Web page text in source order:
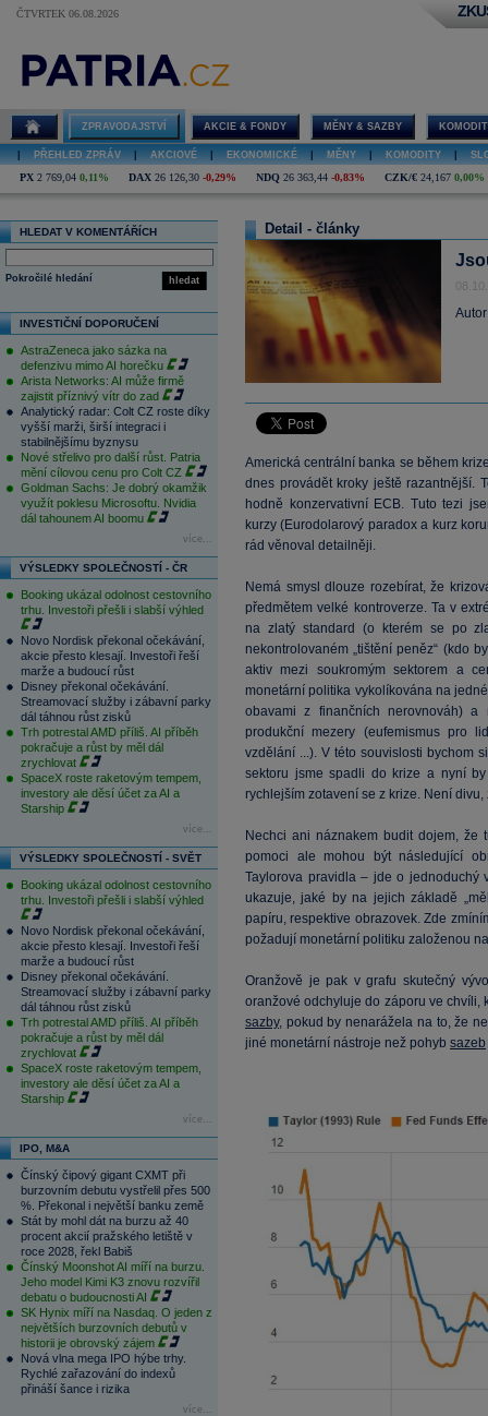
ČTVRTEK 06.08.2026
ZPRAVODAJSTVÍ AKCIE & FONDY MĚNY & SAZBY
PŘEHLED ZPRÁV AKCIOVÉ EKONOMICKÉ MĚNY KOMODITY
PX 2 769,04 0,11% DAX 26 126,30 -0,29% NDQ 26 363,44 -0,83% CZK/€ 24,167 0,00%
HLEDAT V KOMENTÁŘÍCH
hledat
Pokročilé hledání
INVESTIČNÍ DOPORUČENÍ
AstraZeneca jako sázka na
defenzivu mimo AI horečku
Arista Networks: AI může firmě
zajistit příznivý vítr do zad
Analytický radar: Colt CZ roste díky
vyšší marži, širší integraci i
stabilnějšímu byznysu
Nové střelivo pro další růst. Patria
mění cílovou cenu pro Colt CZ
Goldman Sachs: Je dobrý okamžik
využít poklesu Microsoftu. Nvidia
dál tahounem AI boomu
více...
VÝSLEDKY SPOLEČNOSTÍ - ČR
Booking ukázal odolnost cestovního
trhu. Investoři přešli i slabší výhled
Novo Nordisk překonal očekávání,
akcie přesto klesají. Investoři řeší
marže a budoucí růst
Disney překonal očekávání.
Streamovací služby i zábavní parky
dál táhnou růst zisků
Trh potrestal AMD příliš. AI příběh
pokračuje a růst by měl dál
zrychlovat
SpaceX roste raketovým tempem,
investory ale děsí účet za AI a
Starship
více...
VÝSLEDKY SPOLEČNOSTÍ - SVĚT
Booking ukázal odolnost cestovního
trhu. Investoři přešli i slabší výhled
Novo Nordisk překonal očekávání,
akcie přesto klesají. Investoři řeší
marže a budoucí růst
Disney překonal očekávání.
Streamovací služby i zábavní parky
dál táhnou růst zisků
Trh potrestal AMD příliš. AI příběh
pokračuje a růst by měl dál
zrychlovat
SpaceX roste raketovým tempem,
investory ale děsí účet za AI a
Starship
více...
IPO, M&A
Čínský čipový gigant CXMT při
burzovním debutu vystřelil přes 500
%. Překonal i největší banku země
Stát by mohl dát na burzu až 40
procent akcií pražského letiště v
roce 2028, řekl Babiš
Čínský Moonshot AI míří na burzu.
Jeho model Kimi K3 znovu rozvířil
debatu o budoucnosti AI
SK Hynix míří na Nasdaq. O jeden z
největších burzovních debutů v
historii je obrovský zájem
Nová vlna mega IPO hýbe trhy.
Rychlé zařazování do indexů
přináší šance i rizika
více...
Detail - články
Americká centrální banka se během
dnes provádět kroky ještě razantnější.
hodně konzervativní ECB. Tuto tezi
kurzy (Eurodolarový paradox a kurz
rád věnoval detailněji.
Nemá smysl dlouze rozebírat, že
předmětem velké kontroverze. Ta v
na zlatý standard (o kterém se po
nekontrolovaném „tištění peněz“ (kdo
aktiv mezi soukromým sektorem a
monetární politika vykolíkována na
obavami z finančních nerovnováh) a
produkční mezery (eufemismus pro
vzdělání ...). V této souvislosti bychom
sektoru jsme spadli do krize a nyní
rychlejším zotavení se z krize. Není
Nechci ani náznakem budit dojem,
pomoci ale mohou být následující
Taylorova pravidla – jde o
ukazuje, jaké by na jejich základě
papíru, respektive obrazovek. Zde
požadují monetární politiku založenou
Oranžově je pak v grafu skutečný
oranžové odchyluje do záporu ve chvíli,
sazby, pokud by nenarážela na to, že
jiné monetární nástroje než pohyb sazeb